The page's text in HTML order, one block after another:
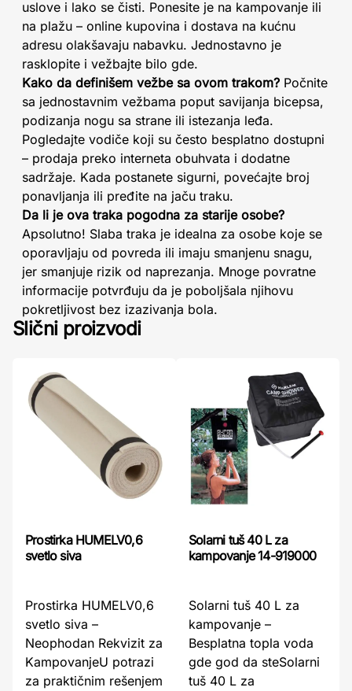
uslove i lako se čisti. Ponesite je na kampovanje ili
na plažu – online kupovina i dostava na kućnu
adresu olakšavaju nabavku. Jednostavno je
rasklopite i vežbajte bilo gde.
Kako da definišem vežbe sa ovom trakom? Počnite
sa jednostavnim vežbama poput savijanja bicepsa,
podizanja nogu sa strane ili istezanja leđa.
Pogledajte vodiče koji su često besplatno dostupni
– prodaja preko interneta obuhvata i dodatne
sadržaje. Kada postanete sigurni, povećajte broj
ponavljanja ili pređite na jaču traku.
Da li je ova traka pogodna za starije osobe?
Apsolutno! Slaba traka je idealna za osobe koje se
oporavljaju od povreda ili imaju smanjenu snagu,
jer smanjuje rizik od naprezanja. Mnoge povratne
informacije potvrđuju da je poboljšala njihovu
pokretljivost bez izazivanja bola.
Slični proizvodi
Prostirka HUMELV0,6
svetlo siva
Prostirka HUMELV0,6
svetlo siva –
Neophodan Rekvizit za
KampovanjeU potrazi
za praktičnim rešenjem
Solarni tuš 40 L za
kampovanje 14-919000
Solarni tuš 40 L za
kampovanje –
Besplatna topla voda
gde god da steSolarni
tuš 40 L za